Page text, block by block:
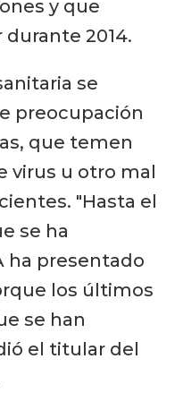
y que
2014.
se
preocupación
que temen
virus u otro mal
"Hasta el
se ha
ha presentado
los últimos
se han
el titular del